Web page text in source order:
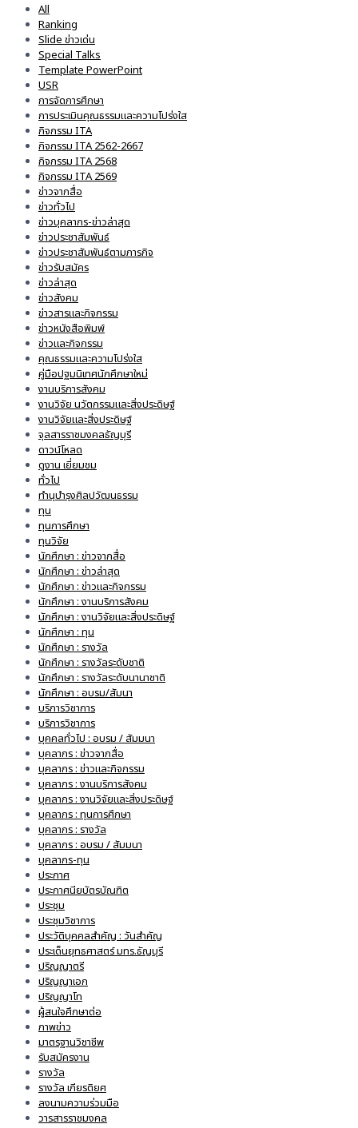
All
Ranking
Slide ข่าวเด่น
Special Talks
Template PowerPoint
USR
การจัดการศึกษา
การประเมินคุณธรรมและความโปร่งใส
กิจกรรม ITA
กิจกรรม ITA 2562-2667
กิจกรรม ITA 2568
กิจกรรม ITA 2569
ข่าวจากสื่อ
ข่าวทั่วไป
ข่าวบุคลากร-ข่าวล่าสุด
ข่าวประชาสัมพันธ์
ข่าวประชาสัมพันธ์ตามภารกิจ
ข่าวรับสมัคร
ข่าวล่าสุด
ข่าวสังคม
ข่าวสารและกิจกรรม
ข่าวหนังสือพิมพ์
ข่าวและกิจกรรม
คุณธรรมและความโปร่งใส
คู่มือปฐมนิเทศนักศึกษาใหม่
งานบริการสังคม
งานวิจัย นวัตกรรมและสิ่งประดิษฐ์
งานวิจัยและสิ่งประดิษฐ์
จุลสารราชมงคลธัญบุรี
ดาวน์โหลด
ดูงาน เยี่ยมชม
ทั่วไป
ทำนุบำรุงศิลปวัฒนธรรม
ทุน
ทุนการศึกษา
ทุนวิจัย
นักศึกษา : ข่าวจากสื่อ
นักศึกษา : ข่าวล่าสุด
นักศึกษา : ข่าวและกิจกรรม
นักศึกษา : งานบริการสังคม
นักศึกษา : งานวิจัยและสิ่งประดิษฐ์
นักศึกษา : ทุน
นักศึกษา : รางวัล
นักศึกษา : รางวัลระดับชาติ
นักศึกษา : รางวัลระดับนานาชาติ
นักศึกษา : อบรม/สัมนา
บริการวิชาการ
บริการวิชาการ
บุคคลทั่วไป : อบรม / สัมมนา
บุคลากร : ข่าวจากสื่อ
บุคลากร : ข่าวและกิจกรรม
บุคลากร : งานบริการสังคม
บุคลากร : งานวิจัยและสิ่งประดิษฐ์
บุคลากร : ทุนการศึกษา
บุคลากร : รางวัล
บุคลากร : อบรม / สัมมนา
บุคลากร-ทุน
ประกาศ
ประกาศนียบัตรบัณฑิต
ประชุม
ประชุมวิชาการ
ประวัติบุคคลสำคัญ : วันสำคัญ
ประเด็นยุทธศาสตร์ มทร.ธัญบุรี
ปริญญาตรี
ปริญญาเอก
ปริญญาโท
ผู้สนใจศึกษาต่อ
ภาพข่าว
มาตรฐานวิชาชีพ
รับสมัครงาน
รางวัล
รางวัล เกียรติยศ
ลงนามความร่วมมือ
วารสารราชมงคล